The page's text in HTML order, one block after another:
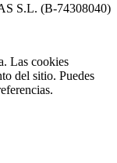
S.L. (B-74308040)
Las cookies
del sitio. Puedes